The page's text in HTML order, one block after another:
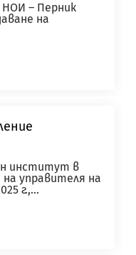
НОИ – Перник
на
институт в
управителя на
г.,...